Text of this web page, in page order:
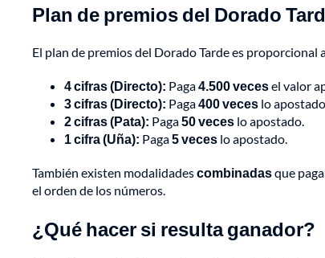
Plan de premios del Dorado
El plan de premios del Dorado Tarde es
4 cifras (Directo): Paga4.500 vecesel valor
3 cifras (Directo): Paga400 veces lo
2 cifras (Pata): Paga50 veces lo apostado.
1 cifra (Uña): Paga5 veces lo apostado.
También existen modalidadescombinadasque
el orden de los números.
¿Qué hacer si resulta ganador?